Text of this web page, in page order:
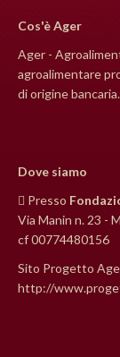
Cos'è Ager
Ager -
agroalimentare
di origine bancaria.
Dove siamo
Presso
Via Manin n. 23 -
cf 00774480156
Sito Progetto
http://